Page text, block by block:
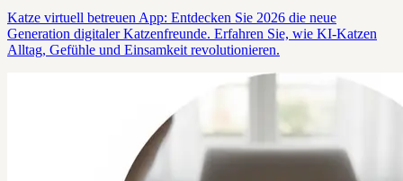
Katze virtuell betreuen App: Entdecken Sie 2026 die neue
Generation digitaler Katzenfreunde. Erfahren Sie, wie KI-Katzen
Alltag, Gefühle und Einsamkeit revolutionieren.